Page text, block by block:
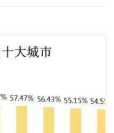
组数据：2017年，中国